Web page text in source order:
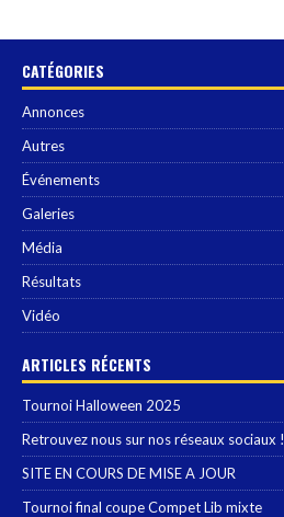
CATÉGORIES
Annonces
Autres
Événements
Galeries
Média
Résultats
Vidéo
ARTICLES RÉCENTS
Tournoi Halloween 2025
Retrouvez nous sur nos réseaux sociaux !
SITE EN COURS DE MISE A JOUR
Tournoi final coupe Compet Lib mixte